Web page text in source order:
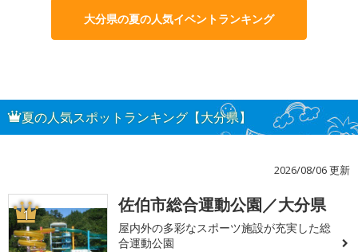
大分県の夏の人気イベントランキング
夏の人気スポットランキング【大分県】
2026/08/06 更新
1 佐伯市総合運動公園／大分県
屋内外の多彩なスポーツ施設が充実した総
合運動公園